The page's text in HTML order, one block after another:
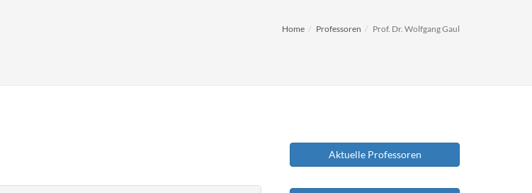
Home Professoren Prof. Dr. Wolfgang Gaul
Aktuelle Professoren